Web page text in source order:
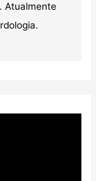
Atualmente